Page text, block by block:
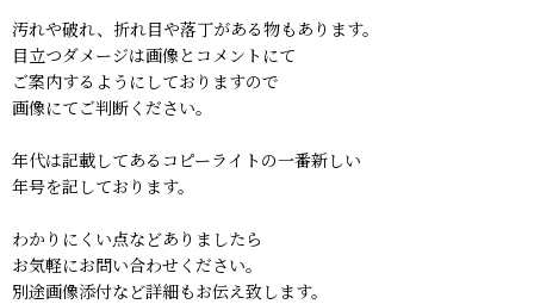
汚れや破れ、折れ目や落丁がある物もあります。
目立つダメージは画像とコメントにて
ご案内するようにしておりますので
画像にてご判断ください。
年代は記載してあるコピーライトの一番新しい
年号を記しております。
わかりにくい点などありましたら
お気軽にお問い合わせください。
別途画像添付など詳細もお伝え致します。